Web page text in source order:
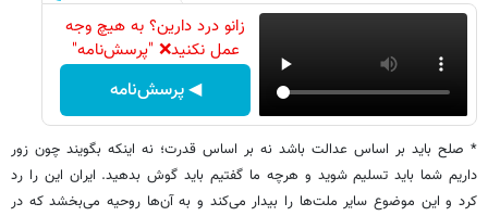
زانو درد دارین؟ به هیچ وجه
عمل نکنید❌ "پرسش‌نامه"
◀ پرسش‌نامه
* صلح باید بر اساس عدالت باشد نه بر اساس قدرت؛ نه اینکه بگویند چون زور
داریم شما باید تسلیم شوید و هرچه ما گفتیم باید گوش بدهید. ایران این را رد
کرد و این موضوع سایر ملت‌ها را بیدار می‌کند و به آن‌ها روحیه می‌بخشد که در